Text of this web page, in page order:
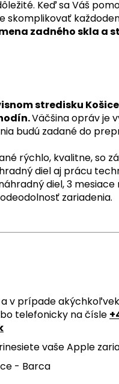
Keď sa Váš
skomplikovať
zadného skla a
stredisku Košice
Väčšina opráv je
budú zadané do
rýchlo, kvalitne, so
diel aj prácu
diel, 3 mesiace
zariadenia.
v prípade
telefonicky na čísle
vaše Apple
- Barca